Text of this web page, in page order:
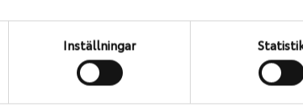
Inställningar
oss levereras de direkt till någon av våra
och tid för upphämtning eller service. När vi